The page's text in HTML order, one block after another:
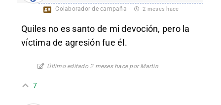
Colaborador de campaña 2 meses hace
Quiles no es santo de mi devoción, pero la
víctima de agresión fue él.
Último editado 2 meses hace por Martin
7